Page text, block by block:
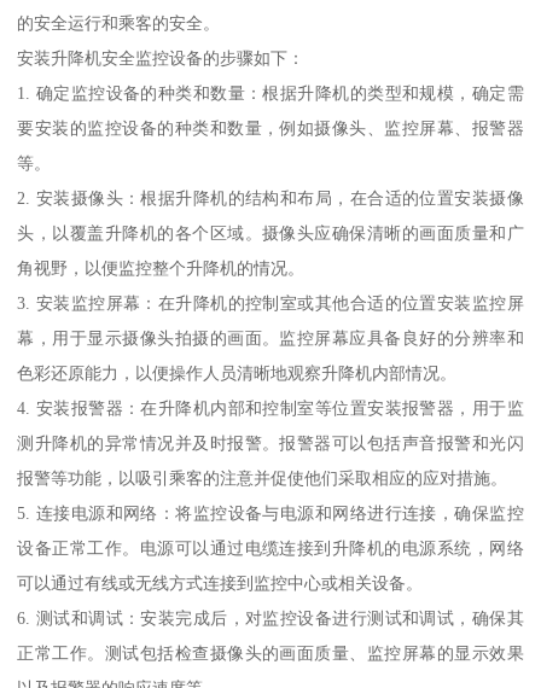
的安全运行和乘客的安全。
安装升降机安全监控设备的步骤如下：
1. 确定监控设备的种类和数量：根据升降机的类型和规模，确定需
要安装的监控设备的种类和数量，例如摄像头、监控屏幕、报警器
等。
2. 安装摄像头：根据升降机的结构和布局，在合适的位置安装摄像
头，以覆盖升降机的各个区域。摄像头应确保清晰的画面质量和广
角视野，以便监控整个升降机的情况。
3. 安装监控屏幕：在升降机的控制室或其他合适的位置安装监控屏
幕，用于显示摄像头拍摄的画面。监控屏幕应具备良好的分辨率和
色彩还原能力，以便操作人员清晰地观察升降机内部情况。
4. 安装报警器：在升降机内部和控制室等位置安装报警器，用于监
测升降机的异常情况并及时报警。报警器可以包括声音报警和光闪
报警等功能，以吸引乘客的注意并促使他们采取相应的应对措施。
5. 连接电源和网络：将监控设备与电源和网络进行连接，确保监控
设备正常工作。电源可以通过电缆连接到升降机的电源系统，网络
可以通过有线或无线方式连接到监控中心或相关设备。
6. 测试和调试：安装完成后，对监控设备进行测试和调试，确保其
正常工作。测试包括检查摄像头的画面质量、监控屏幕的显示效果